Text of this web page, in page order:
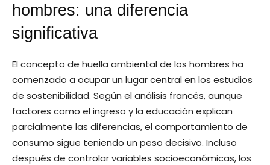
hombres: una diferencia
significativa
El concepto de huella ambiental de los hombres ha
comenzado a ocupar un lugar central en los estudios
de sostenibilidad. Según el análisis francés, aunque
factores como el ingreso y la educación explican
parcialmente las diferencias, el comportamiento de
consumo sigue teniendo un peso decisivo. Incluso
después de controlar variables socioeconómicas, los